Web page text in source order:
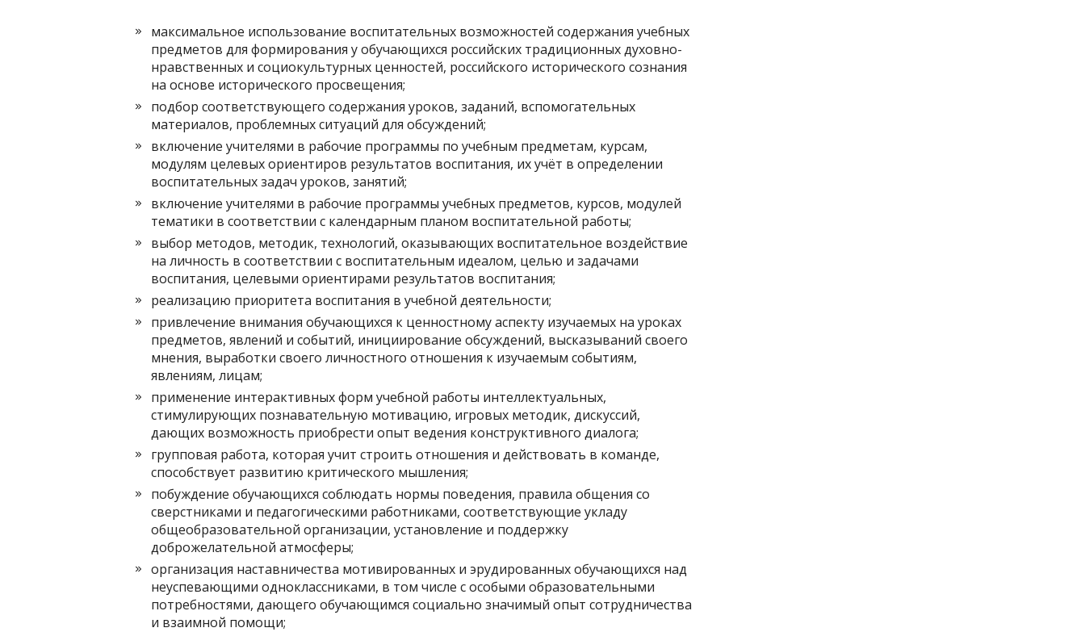
максимальное использование воспитательных возможностей содержания учебных
предметов для формирования у обучающихся российских традиционных духовно-
нравственных и социокультурных ценностей, российского исторического сознания
на основе исторического просвещения;
подбор соответствующего содержания уроков, заданий, вспомогательных
материалов, проблемных ситуаций для обсуждений;
включение учителями в рабочие программы по учебным предметам, курсам,
модулям целевых ориентиров результатов воспитания, их учёт в определении
воспитательных задач уроков, занятий;
включение учителями в рабочие программы учебных предметов, курсов, модулей
тематики в соответствии с календарным планом воспитательной работы;
выбор методов, методик, технологий, оказывающих воспитательное воздействие
на личность в соответствии с воспитательным идеалом, целью и задачами
воспитания, целевыми ориентирами результатов воспитания;
реализацию приоритета воспитания в учебной деятельности;
привлечение внимания обучающихся к ценностному аспекту изучаемых на уроках
предметов, явлений и событий, инициирование обсуждений, высказываний своего
мнения, выработки своего личностного отношения к изучаемым событиям,
явлениям, лицам;
применение интерактивных форм учебной работы интеллектуальных,
стимулирующих познавательную мотивацию, игровых методик, дискуссий,
дающих возможность приобрести опыт ведения конструктивного диалога;
групповая работа, которая учит строить отношения и действовать в команде,
способствует развитию критического мышления;
побуждение обучающихся соблюдать нормы поведения, правила общения со
сверстниками и педагогическими работниками, соответствующие укладу
общеобразовательной организации, установление и поддержку
доброжелательной атмосферы;
организация наставничества мотивированных и эрудированных обучающихся над
неуспевающими одноклассниками, в том числе с особыми образовательными
потребностями, дающего обучающимся социально значимый опыт сотрудничества
и взаимной помощи;